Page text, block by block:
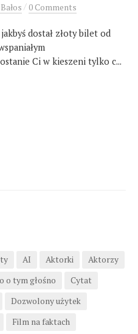
/0 Comments
dostał złoty bilet od
Ci w kieszeni tylko c...
AI Aktorki
Aktorzy
o tym głośno
Cytat
Dozwolony użytek
Film na faktach